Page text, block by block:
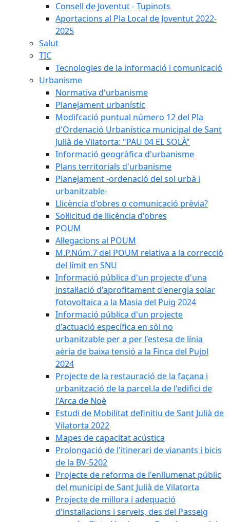
Consell de Joventut - Tupinots
Aportacions al Pla Local de Joventut 2022-
2025
Salut
TIC
Tecnologies de la informació i comunicació
Urbanisme
Normativa d'urbanisme
Planejament urbanístic
Modifcació puntual número 12 del Pla
d'Ordenació Urbanística municipal de Sant
Julià de Vilatorta: "PAU 04 EL SOLÀ"
Informació geogràfica d'urbanisme
Plans territorials d'urbanisme
Planejament -ordenació del sol urbà i
urbanitzable-
Llicència d'obres o comunicació prèvia?
Sol·licitud de llicència d'obres
POUM
Al·legacions al POUM
M.P.Núm.7 del POUM relativa a la correcció
del límit en SNU
Informació pública d'un projecte d'una
instal·lació d'aprofitament d'energia solar
fotovoltaica a la Masia del Puig 2024
Informació pública d'un projecte
d'actuació específica en sòl no
urbanitzable per a per l'estesa de línia
aèria de baixa tensió a la Finca del Pujol
2024
Projecte de la restauració de la façana i
urbanització de la parcel.la de l'edifici de
l'Arca de Noè
Estudi de Mobilitat definitiu de Sant Julià de
Vilatorta 2022
Mapes de capacitat acústica
Prolongació de l'itinerari de vianants i bicis
de la BV-5202
Projecte de reforma de l'enllumenat públic
del municipi de Sant Julià de Vilatorta
Projecte de millora i adequació
d'instal·lacions i serveis, des del Passeig